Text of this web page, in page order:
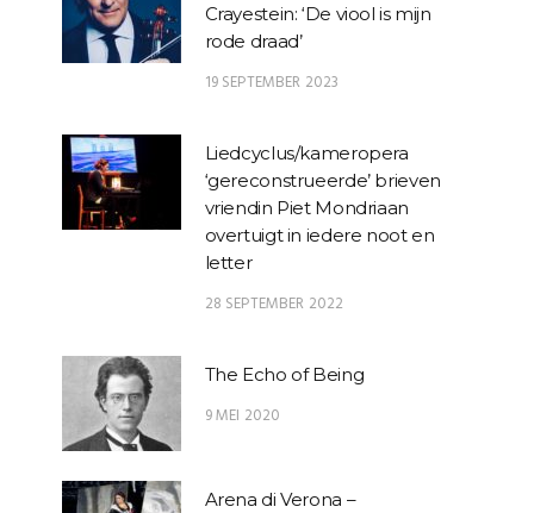
Crayestein: ‘De viool is mijn
rode draad’
19 SEPTEMBER 2023
Liedcyclus/kameropera
‘gereconstrueerde’ brieven
vriendin Piet Mondriaan
overtuigt in iedere noot en
letter
28 SEPTEMBER 2022
The Echo of Being
9 MEI 2020
Arena di Verona –